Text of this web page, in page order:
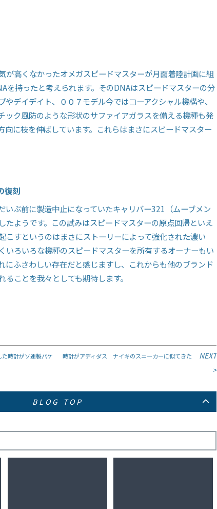
が高くなかったオメガスピードマスターが月面着陸計画に組
を持ったと考えられます。そのDNAはスピードマスターの分
デイデイト、００７モデル今ではコーアクシャル機構や、
ック風防のような形状のサファイアガラスを備える機種も発
向に枝を伸ばしています。これらはまさにスピードマスター
復刻
いぶ前に製造中止になっていたキャリバー321 （ムーブメン
たようです。この試みはスピードマスターの原点回帰といえ
こすというのはまさにストーリーによって強化された濃い
いろいろな機種のスピードマスターを所有するオーナーもい
にふさわしい存在だと感じますし、これからも他のブランド
ことを我々としても期待します。
時計がソ連製パケ
時計がアディダス ナイキのスニーカーに似てきた
NEXT
>
BLOG TOP